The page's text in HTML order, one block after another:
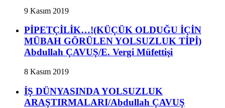
9 Kasım 2019
PİPETÇİLİK…!(KÜÇÜK OLDUĞU İÇİN
MÜBAH GÖRÜLEN YOLSUZLUK TİPİ)
Abdullah ÇAVUŞ/E. Vergi Müfettişi
8 Kasım 2019
İŞ DÜNYASINDA YOLSUZLUK
ARAŞTIRMALARI/Abdullah ÇAVUŞ